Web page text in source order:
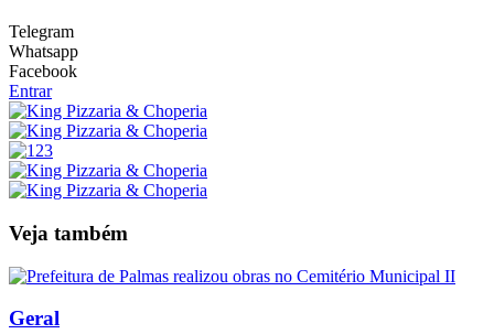
Telegram
Whatsapp
Facebook
Entrar
Veja também
Geral